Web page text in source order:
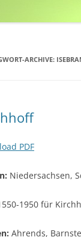
ARCHIVE:
PDF
Niedersachsen,
1950 für
Ahrends,